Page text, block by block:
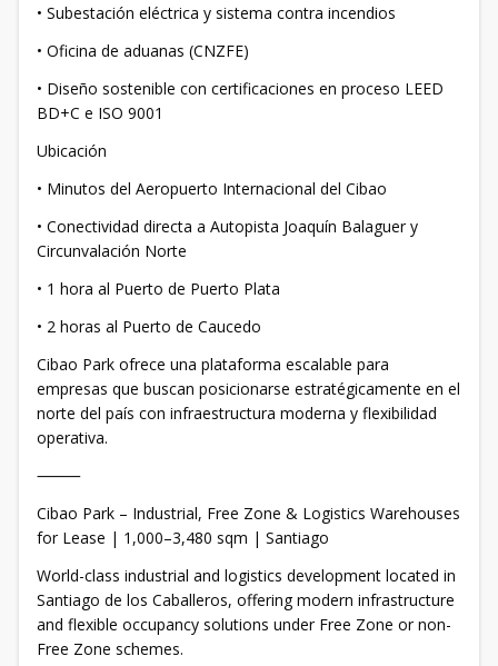
• Subestación eléctrica y sistema contra incendios
• Oficina de aduanas (CNZFE)
• Diseño sostenible con certificaciones en proceso LEED
BD+C e ISO 9001
Ubicación
• Minutos del Aeropuerto Internacional del Cibao
• Conectividad directa a Autopista Joaquín Balaguer y
Circunvalación Norte
• 1 hora al Puerto de Puerto Plata
• 2 horas al Puerto de Caucedo
Cibao Park ofrece una plataforma escalable para
empresas que buscan posicionarse estratégicamente en el
norte del país con infraestructura moderna y flexibilidad
operativa.
⸻
Cibao Park – Industrial, Free Zone & Logistics Warehouses
for Lease | 1,000–3,480 sqm | Santiago
World-class industrial and logistics development located in
Santiago de los Caballeros, offering modern infrastructure
and flexible occupancy solutions under Free Zone or non-
Free Zone schemes.